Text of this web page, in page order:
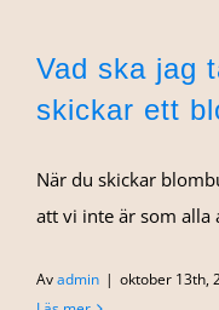
Vad ska jag
skickar ett
När du skickar
att vi inte är som alla
Avadmin | oktober 13th,